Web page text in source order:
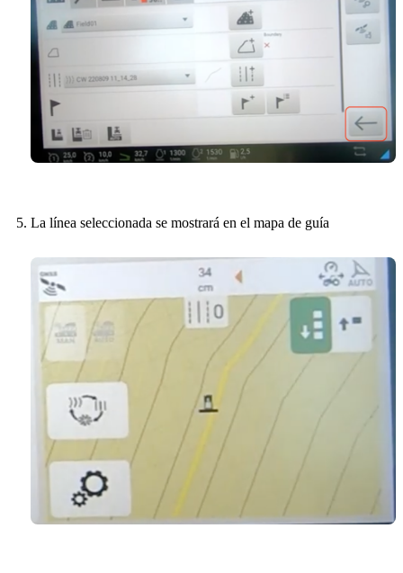
La línea seleccionada se mostrará en el mapa de guía